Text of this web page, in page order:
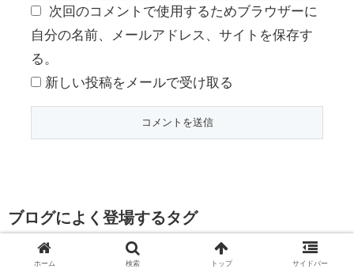
次回のコメントで使用するためブラウザーに
自分の名前、メールアドレス、サイトを保存す
る。
新しい投稿をメールで受け取る
ブログによく登場するタグ
サラダボウル 朝食 ワンコ
犬 クラフトビール ワンプレートごはん
ホーム 検索 トップ サイドバー